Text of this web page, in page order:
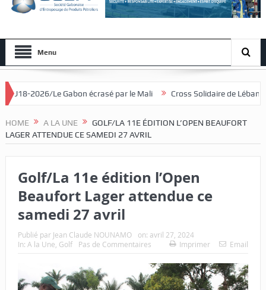
Menu
écrasé par le Mali Cross Solidaire de Lébamba/Lowa
HOME A LA UNE
GOLF/LA 11E ÉDITION L’OPEN BEAUFORT
LAGER ATTENDUE CE SAMEDI 27 AVRIL
Golf/La 11e édition l’Open
Beaufort Lager attendue ce
samedi 27 avril
Publié par Jean Claude NOUNAMO on: avril 27, 2024
In: A la Une Golf Pas de Commentaires Imprimer Email